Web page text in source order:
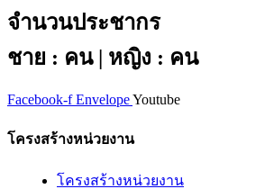
จำนวนประชากร
ชาย : คน | หญิง : คน
Facebook-f EnvelopeYoutube
โครงสร้างหน่วยงาน
โครงสร้างหน่วยงาน